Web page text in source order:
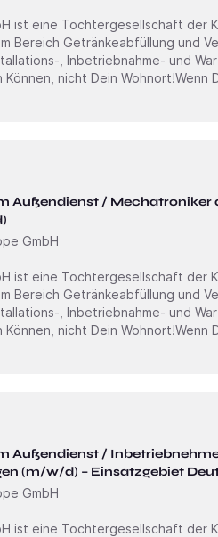
ist eine Tochter­gesellschaft der
Bereich Getränke­abfüllung und
, Inbetrieb­nahme- und
Außendienst / Mechatroniker
GmbH
ist eine Tochter­gesellschaft der
Bereich Getränke­abfüllung und
, Inbetrieb­nahme- und
Außendienst /
(m/w/d) – Einsatzgebiet
GmbH
ist eine Tochter­gesellschaft der